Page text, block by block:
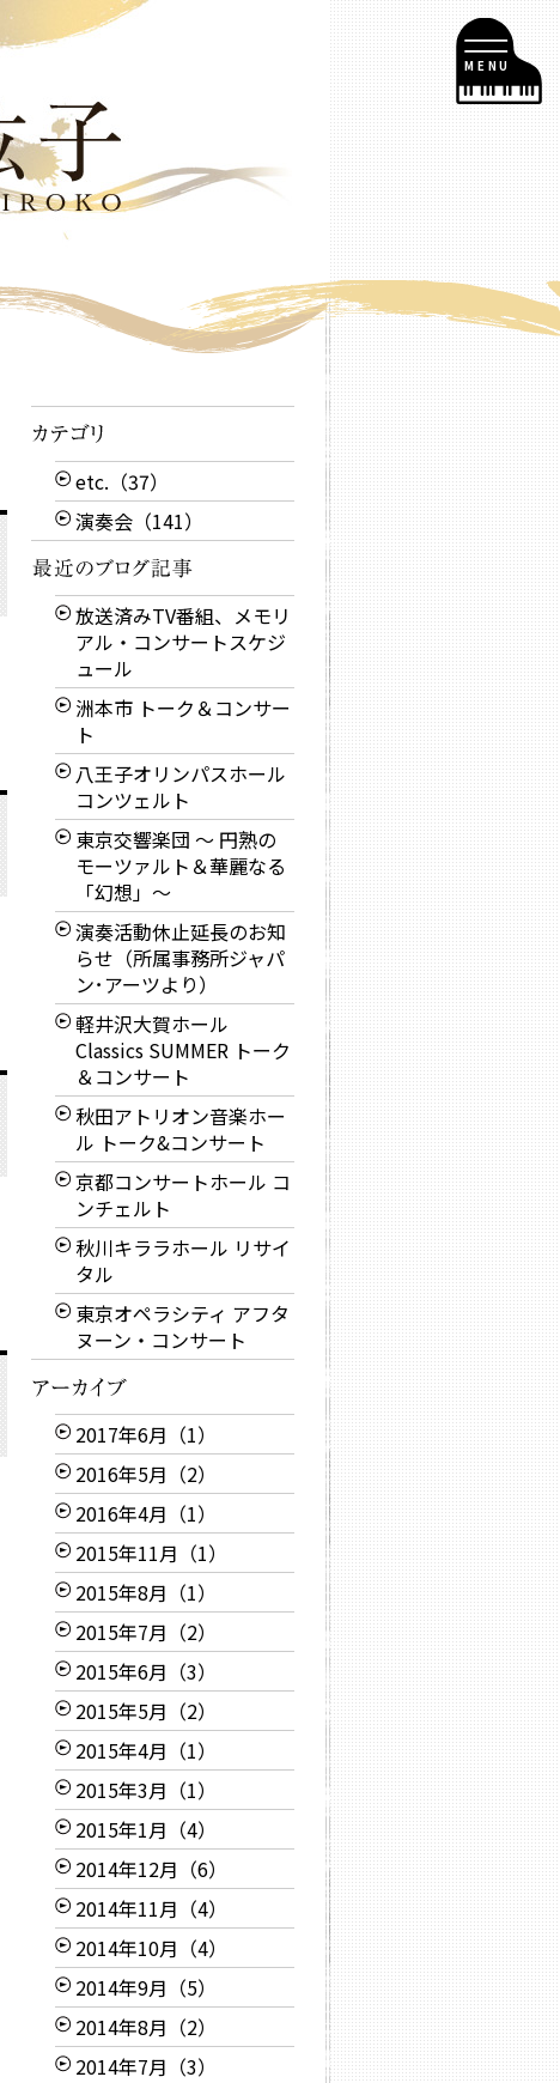
etc.（37）
演奏会（141）
放送済みTV番組、メモリ
アル・コンサートスケジ
ュール
洲本市 トーク＆コンサー
ト
八王子オリンパスホール
コンツェルト
東京交響楽団 〜 円熟の
モーツァルト＆華麗なる
「幻想」〜
演奏活動休止延長のお知
らせ（所属事務所ジャパ
ン･アーツより）
軽井沢大賀ホール
Classics SUMMER トーク
＆コンサート
秋田アトリオン音楽ホー
ル トーク&コンサート
京都コンサートホール コ
ンチェルト
秋川キララホール リサイ
タル
東京オペラシティ アフタ
ヌーン・コンサート
2017年6月（1）
2016年5月（2）
2016年4月（1）
2015年11月（1）
2015年8月（1）
2015年7月（2）
2015年6月（3）
2015年5月（2）
2015年4月（1）
2015年3月（1）
2015年1月（4）
2014年12月（6）
2014年11月（4）
2014年10月（4）
2014年9月（5）
2014年8月（2）
2014年7月（3）
MENU